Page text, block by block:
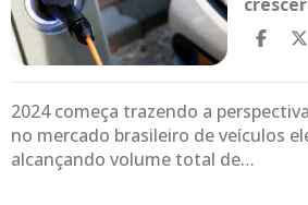
2024 começa trazendo a
no mercado brasileiro de veículos
alcançando volume total de…